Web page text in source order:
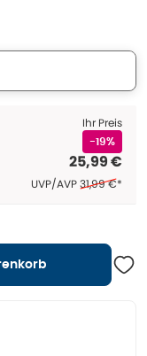
Ihr Preis
-19%
25,99 €
UVP/AVPEhemaliger
31,99 €*